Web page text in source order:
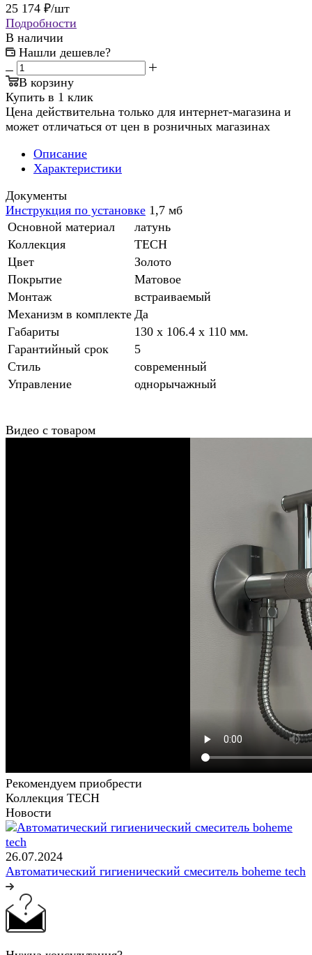
25 174 ₽/шт
Подробности
В наличии
Нашли дешевле?
В корзину
Купить в 1 клик
Цена действительна только для интернет-магазина и
может отличаться от цен в розничных магазинах
Описание
Характеристики
Документы
Инструкция по установке 1,7 мб
Основной материал
латунь
Коллекция
TECH
Цвет
Золото
Покрытие
Матовое
Монтаж
встраиваемый
Механизм в комплекте Да
Габариты
130 x 106.4 x 110 мм.
Гарантийный срок
5
Стиль
современный
Управление
однорычажный
Видео с товаром
Рекомендуем приобрести
Коллекция TECH
Новости
26.07.2024
Автоматический гигиенический смеситель boheme tech